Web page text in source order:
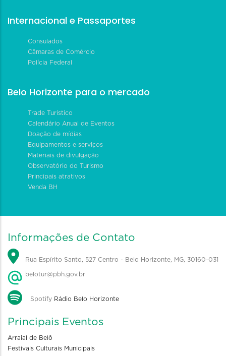
Internacional e Passaportes
Consulados
Câmaras de Comércio
Polícia Federal
Belo Horizonte para o mercado
Trade Turístico
Calendário Anual de Eventos
Doação de mídias
Equipamentos e serviços
Materiais de divulgação
Observatório do Turismo
Principais atrativos
Venda BH
Informações de Contato
Rua Espírito Santo, 527 Centro - Belo Horizonte, MG, 30160-031
belotur@pbh.gov.br
Spotify Rádio Belo Horizonte
Principais Eventos
Arraial de Belô
Festivais Culturais Municipais